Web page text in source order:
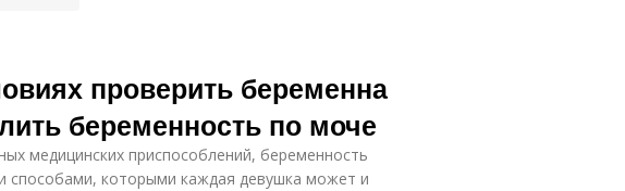
проверить беременна
беременность по моче
медицинских приспособлений, беременность
способами, которыми каждая девушка может и